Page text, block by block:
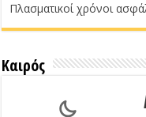
Πλασματικοί χρόνοι
Καιρός